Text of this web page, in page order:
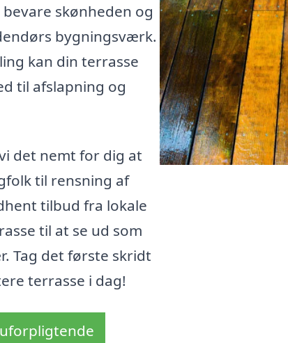
skønheden og
bygningsværk.
kan din terrasse
til afslapning og
det nemt for dig at
til rensning af
tilbud fra lokale
til at se ud som
Tag det første skridt
terrasse i dag!